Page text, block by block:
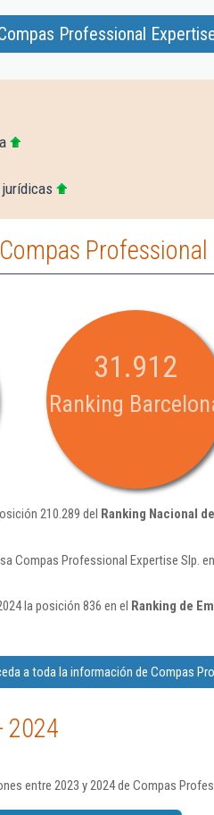
Professional
Professional
31.912
Ranking
210.289 del Ranking Nacional
Compas Professional Expertise Slp.
la posición 836 en el Ranking de
a toda la información de Compas
2024
entre 2023 y 2024 de Compas